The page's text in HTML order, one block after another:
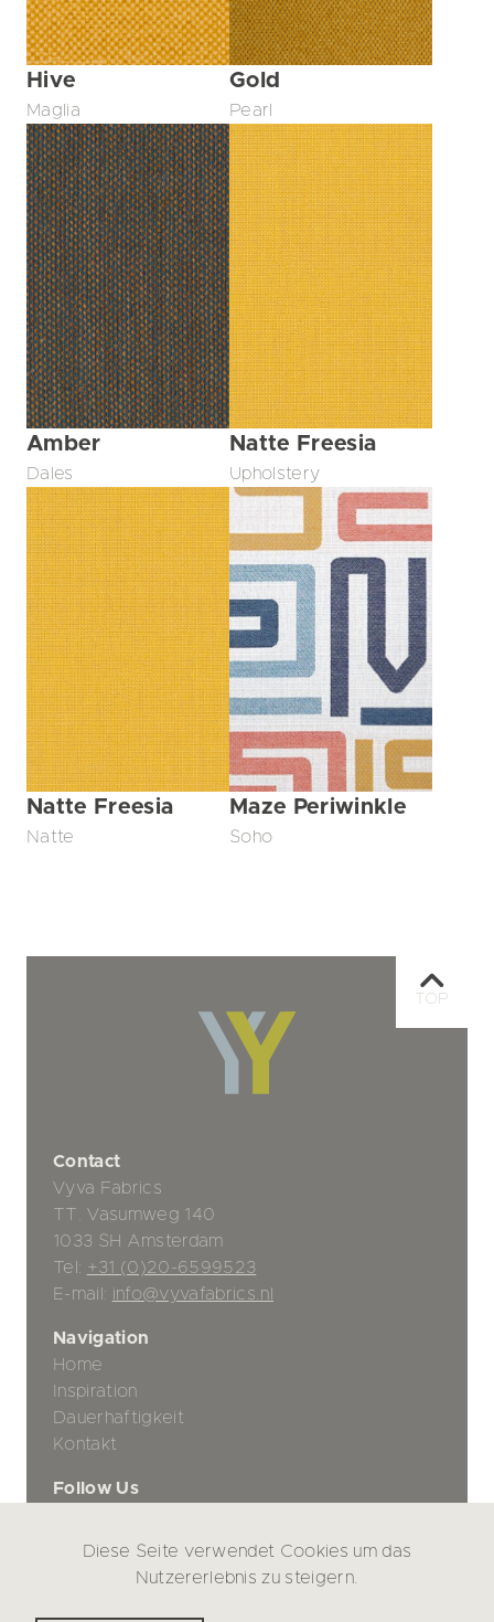
Hive
Maglia
Gold
Pearl
Amber
Dales
Natte Freesia
Upholstery
Natte Freesia
Natte
Maze Periwinkle
Soho
Contact
Vyva Fabrics
TT. Vasumweg 140
1033 SH Amsterdam
Tel: +31 (0)20-6599523
E-mail: info@vyvafabrics.nl
Navigation
Home
Inspiration
Dauerhaftigkeit
Kontakt
Follow Us
Datenschutz-Bestimmungen
TOP
Diese Seite verwendet Cookies um das
Nutzererlebnis zu steigern.